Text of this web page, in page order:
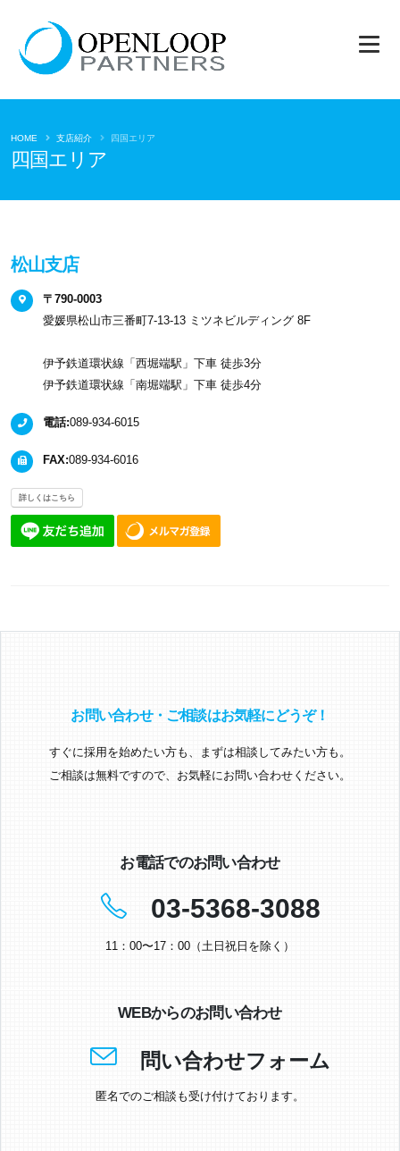
四国エリア
HOME 支店紹介 四国エリア
松山支店
〒790-0003
愛媛県松山市三番町7-13-13 ミツネビルディング 8F
伊予鉄道環状線「西堀端駅」下車 徒歩3分
伊予鉄道環状線「南堀端駅」下車 徒歩4分
電話:089-934-6015
FAX:089-934-6016
詳しくはこちら
お問い合わせ・ご相談はお気軽にどうぞ！
すぐに採用を始めたい方も、まずは相談してみたい方も。
ご相談は無料ですので、お気軽にお問い合わせください。
お電話でのお問い合わせ
03-5368-3088
11：00〜17：00（土日祝日を除く）
WEBからのお問い合わせ
問い合わせフォーム
匿名でのご相談も受け付けております。